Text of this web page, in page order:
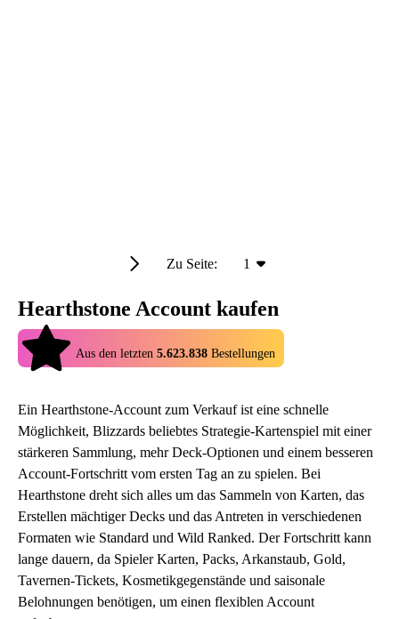
Zu Seite: 1
Hearthstone Account kaufen
Aus den letzten 5.623.838 Bestellungen
Ein Hearthstone-Account zum Verkauf ist eine schnelle
Möglichkeit, Blizzards beliebtes Strategie-Kartenspiel mit einer
stärkeren Sammlung, mehr Deck-Optionen und einem besseren
Account-Fortschritt vom ersten Tag an zu spielen. Bei
Hearthstone dreht sich alles um das Sammeln von Karten, das
Erstellen mächtiger Decks und das Antreten in verschiedenen
Formaten wie Standard und Wild Ranked. Der Fortschritt kann
lange dauern, da Spieler Karten, Packs, Arkanstaub, Gold,
Tavernen-Tickets, Kosmetikgegenstände und saisonale
Belohnungen benötigen, um einen flexiblen Account